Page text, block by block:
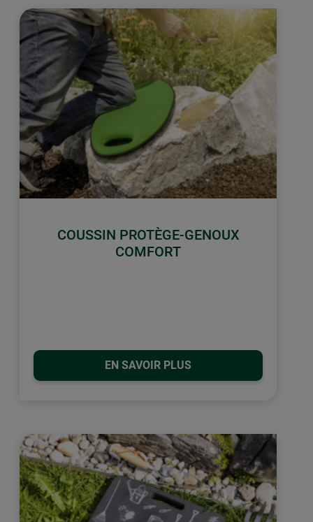
COUSSIN PROTÈGE-GENOUX
COMFORT
EN SAVOIR PLUS